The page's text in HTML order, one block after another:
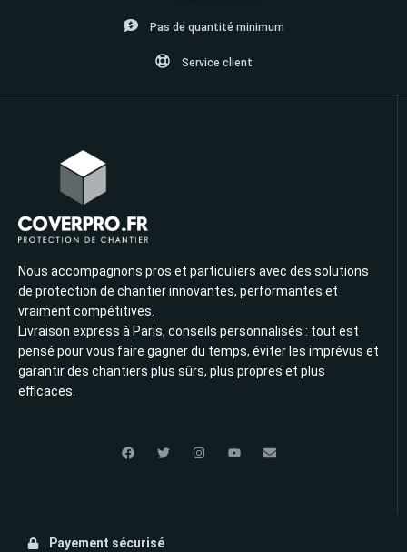
Pas de quantité minimum
Service client
Nous accompagnons pros et particuliers avec des solutions
de protection de chantier innovantes, performantes et
vraiment compétitives.
Livraison express à Paris, conseils personnalisés : tout est
pensé pour vous faire gagner du temps, éviter les imprévus et
garantir des chantiers plus sûrs, plus propres et plus
efficaces.
Payement sécurisé